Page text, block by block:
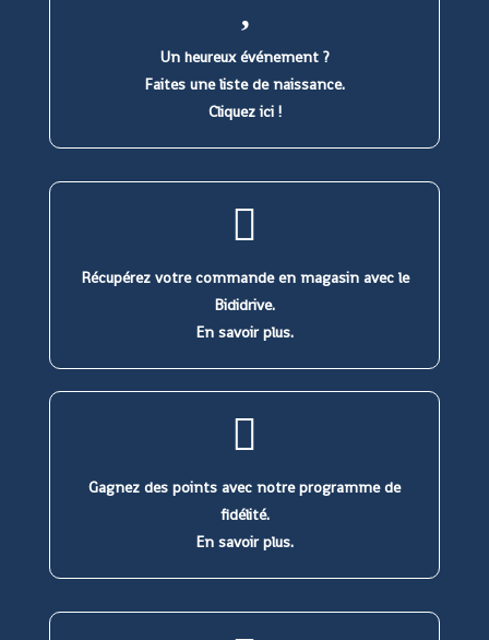
Un heureux événement ?
Faites une liste de naissance.
Cliquez ici !
Récupérez votre commande en magasin avec le
Bididrive.
En savoir plus.
Gagnez des points avec notre programme de
fidélité.
En savoir plus.